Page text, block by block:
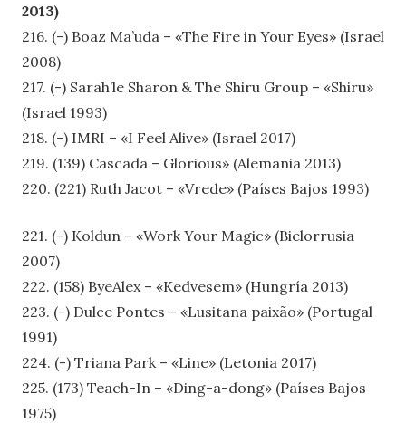
2013)
216. (-) Boaz Ma’uda – «The Fire in Your Eyes» (Israel
2008)
217. (-) Sarah’le Sharon & The Shiru Group – «Shiru»
(Israel 1993)
218. (-) IMRI – «I Feel Alive» (Israel 2017)
219. (139) Cascada – Glorious» (Alemania 2013)
220. (221) Ruth Jacot – «Vrede» (Países Bajos 1993)
221. (-) Koldun – «Work Your Magic» (Bielorrusia
2007)
222. (158) ByeAlex – «Kedvesem» (Hungría 2013)
223. (-) Dulce Pontes – «Lusitana paixão» (Portugal
1991)
224. (-) Triana Park – «Line» (Letonia 2017)
225. (173) Teach-In – «Ding-a-dong» (Países Bajos
1975)